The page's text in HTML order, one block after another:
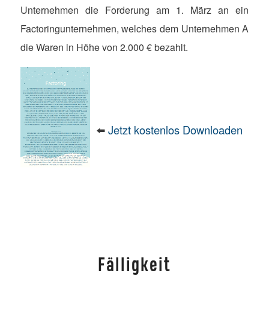
Unternehmen die Forderung am 1. März an ein
Factoringunternehmen, welches dem Unternehmen A
die Waren in Höhe von 2.000 € bezahlt.
⬅️Jetzt kostenlos Downloaden
Fälligkeit